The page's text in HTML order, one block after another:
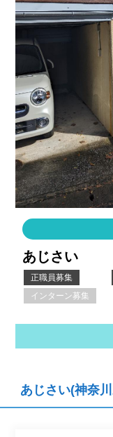
あじさい
正職員募集
インターン募集
あじさい(神奈